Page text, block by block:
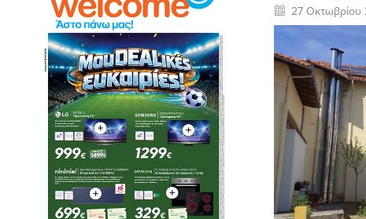
27 Οκτωβρίου